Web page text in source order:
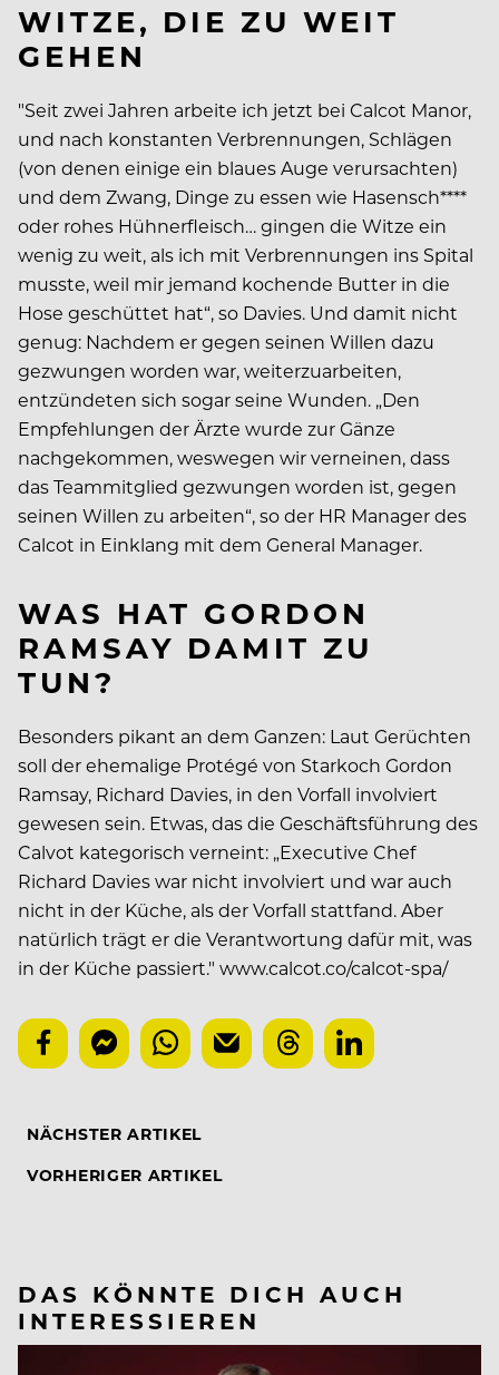
WITZE, DIE ZU WEIT
GEHEN
"Seit zwei Jahren arbeite ich jetzt bei Calcot Manor,
und nach konstanten Verbrennungen, Schlägen
(von denen einige ein blaues Auge verursachten)
und dem Zwang, Dinge zu essen wie Hasensch****
oder rohes Hühnerfleisch… gingen die Witze ein
wenig zu weit, als ich mit Verbrennungen ins Spital
musste, weil mir jemand kochende Butter in die
Hose geschüttet hat“, so Davies. Und damit nicht
genug: Nachdem er gegen seinen Willen dazu
gezwungen worden war, weiterzuarbeiten,
entzündeten sich sogar seine Wunden. „Den
Empfehlungen der Ärzte wurde zur Gänze
nachgekommen, weswegen wir verneinen, dass
das Teammitglied gezwungen worden ist, gegen
seinen Willen zu arbeiten“, so der HR Manager des
Calcot in Einklang mit dem General Manager.
WAS HAT GORDON
RAMSAY DAMIT ZU
TUN?
Besonders pikant an dem Ganzen: Laut Gerüchten
soll der ehemalige Protégé von Starkoch Gordon
Ramsay, Richard Davies, in den Vorfall involviert
gewesen sein. Etwas, das die Geschäftsführung des
Calvot kategorisch verneint: „Executive Chef
Richard Davies war nicht involviert und war auch
nicht in der Küche, als der Vorfall stattfand. Aber
natürlich trägt er die Verantwortung dafür mit, was
in der Küche passiert." www.calcot.co/calcot-spa/
NÄCHSTER ARTIKEL
VORHERIGER ARTIKEL
DAS KÖNNTE DICH AUCH
INTERESSIEREN